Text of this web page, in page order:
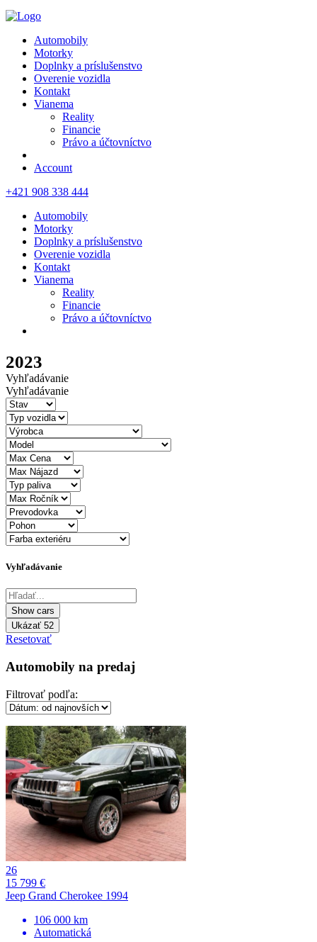
Automobily
Motorky
Doplnky a príslušenstvo
Overenie vozidla
Kontakt
Vianema
Reality
Financie
Právo a účtovníctvo
Account
+421 908 338 444
Automobily
Motorky
Doplnky a príslušenstvo
Overenie vozidla
Kontakt
Vianema
Reality
Financie
Právo a účtovníctvo
2023
Vyhľadávanie
Vyhľadávanie
Vyhľadávanie
Ukázať 52
Resetovať
Automobily na predaj
Filtrovať podľa:
26
15 799 €
Jeep Grand Cherokee 1994
106 000 km
Automatická